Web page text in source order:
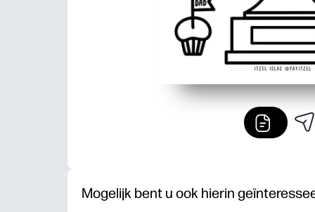
Mogelijk bent u ook hierin